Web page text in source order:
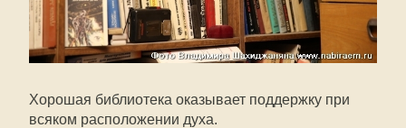
Хорошая библиотека оказывает поддержку при
всяком расположении духа.